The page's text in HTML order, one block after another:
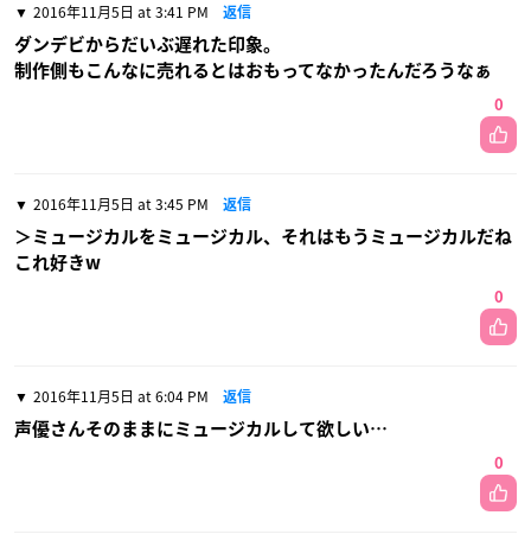
2016年11月5日 at 3:41 PM 返信
ダンデビからだいぶ遅れた印象。
制作側もこんなに売れるとはおもってなかったんだろうなぁ
0
2016年11月5日 at 3:45 PM 返信
＞ミュージカルをミュージカル、それはもうミュージカルだね
これ好きw
0
2016年11月5日 at 6:04 PM 返信
声優さんそのままにミュージカルして欲しい…
0